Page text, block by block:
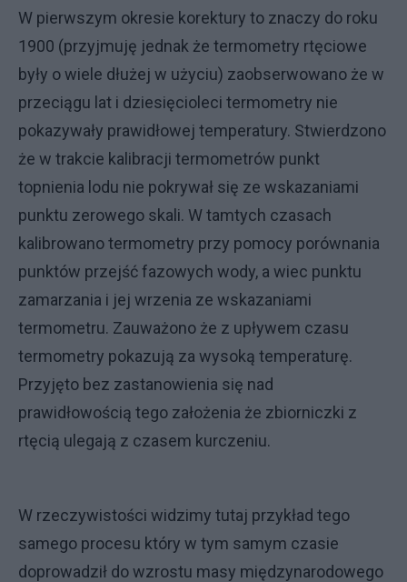
W pierwszym okresie korektury to znaczy do roku
1900 (przyjmuję jednak że termometry rtęciowe
były o wiele dłużej w użyciu) zaobserwowano że w
przeciągu lat i dziesięcioleci termometry nie
pokazywały prawidłowej temperatury. Stwierdzono
że w trakcie kalibracji termometrów punkt
topnienia lodu nie pokrywał się ze wskazaniami
punktu zerowego skali. W tamtych czasach
kalibrowano termometry przy pomocy porównania
punktów przejść fazowych wody, a wiec punktu
zamarzania i jej wrzenia ze wskazaniami
termometru. Zauważono że z upływem czasu
termometry pokazują za wysoką temperaturę.
Przyjęto bez zastanowienia się nad
prawidłowością tego założenia że zbiorniczki z
rtęcią ulegają z czasem kurczeniu.
W rzeczywistości widzimy tutaj przykład tego
samego procesu który w tym samym czasie
doprowadził do wzrostu masy międzynarodowego